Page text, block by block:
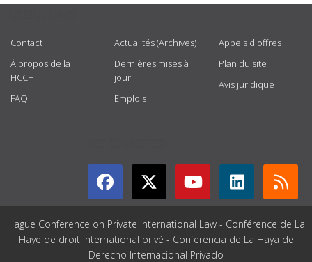
Contact
À propos de la
HCCH
FAQ
Actualités (Archives)
Dernières mises à
jour
Emplois
Appels d'offres
Plan du site
Avis juridique
Hague Conference on Private International Law - Conférence de La
Haye de droit international privé - Conferencia de La Haya de
Derecho Internacional Privado